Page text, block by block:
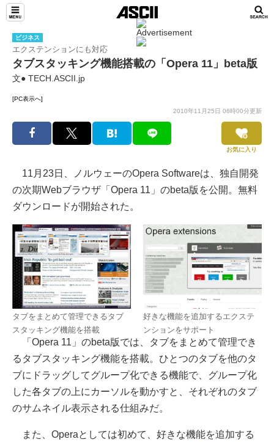
ビジネス
エクステンションにも対応
タブスタッキング機能搭載の「Opera 11」beta版
文● TECH.ASCII.jp
[PC表示へ]
2010年11月25日 06時00分更新
お気に入り
11月23日、ノルウェーのOpera Softwareは、独自開発
の次期Webブラウザ「Opera 11」のbeta版を公開。無料
ダウンロードが開始された。
タブをまとめて管理できるタブ
スタッキング機能を搭載
好きな機能を追加するエクステ
ンションをサポート
「Opera 11」のbeta版では、タブをまとめて管理でき
るタブスタッキング機能を搭載。ひとつのタブを他のタ
ブにドラッグしてグループ化できる機能で、グループ化
した各タブの上にカーソルを動かすと、それぞれのタブ
のサムネイル表示される仕組みだ。
また、Operaとしては初めて、好きな機能を追加する